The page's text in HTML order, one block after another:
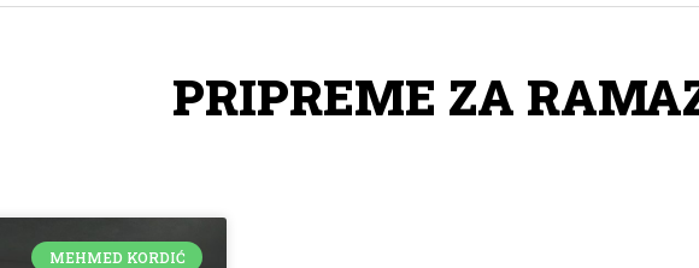
PRIPREME ZA
MEHMED KORDIĆ